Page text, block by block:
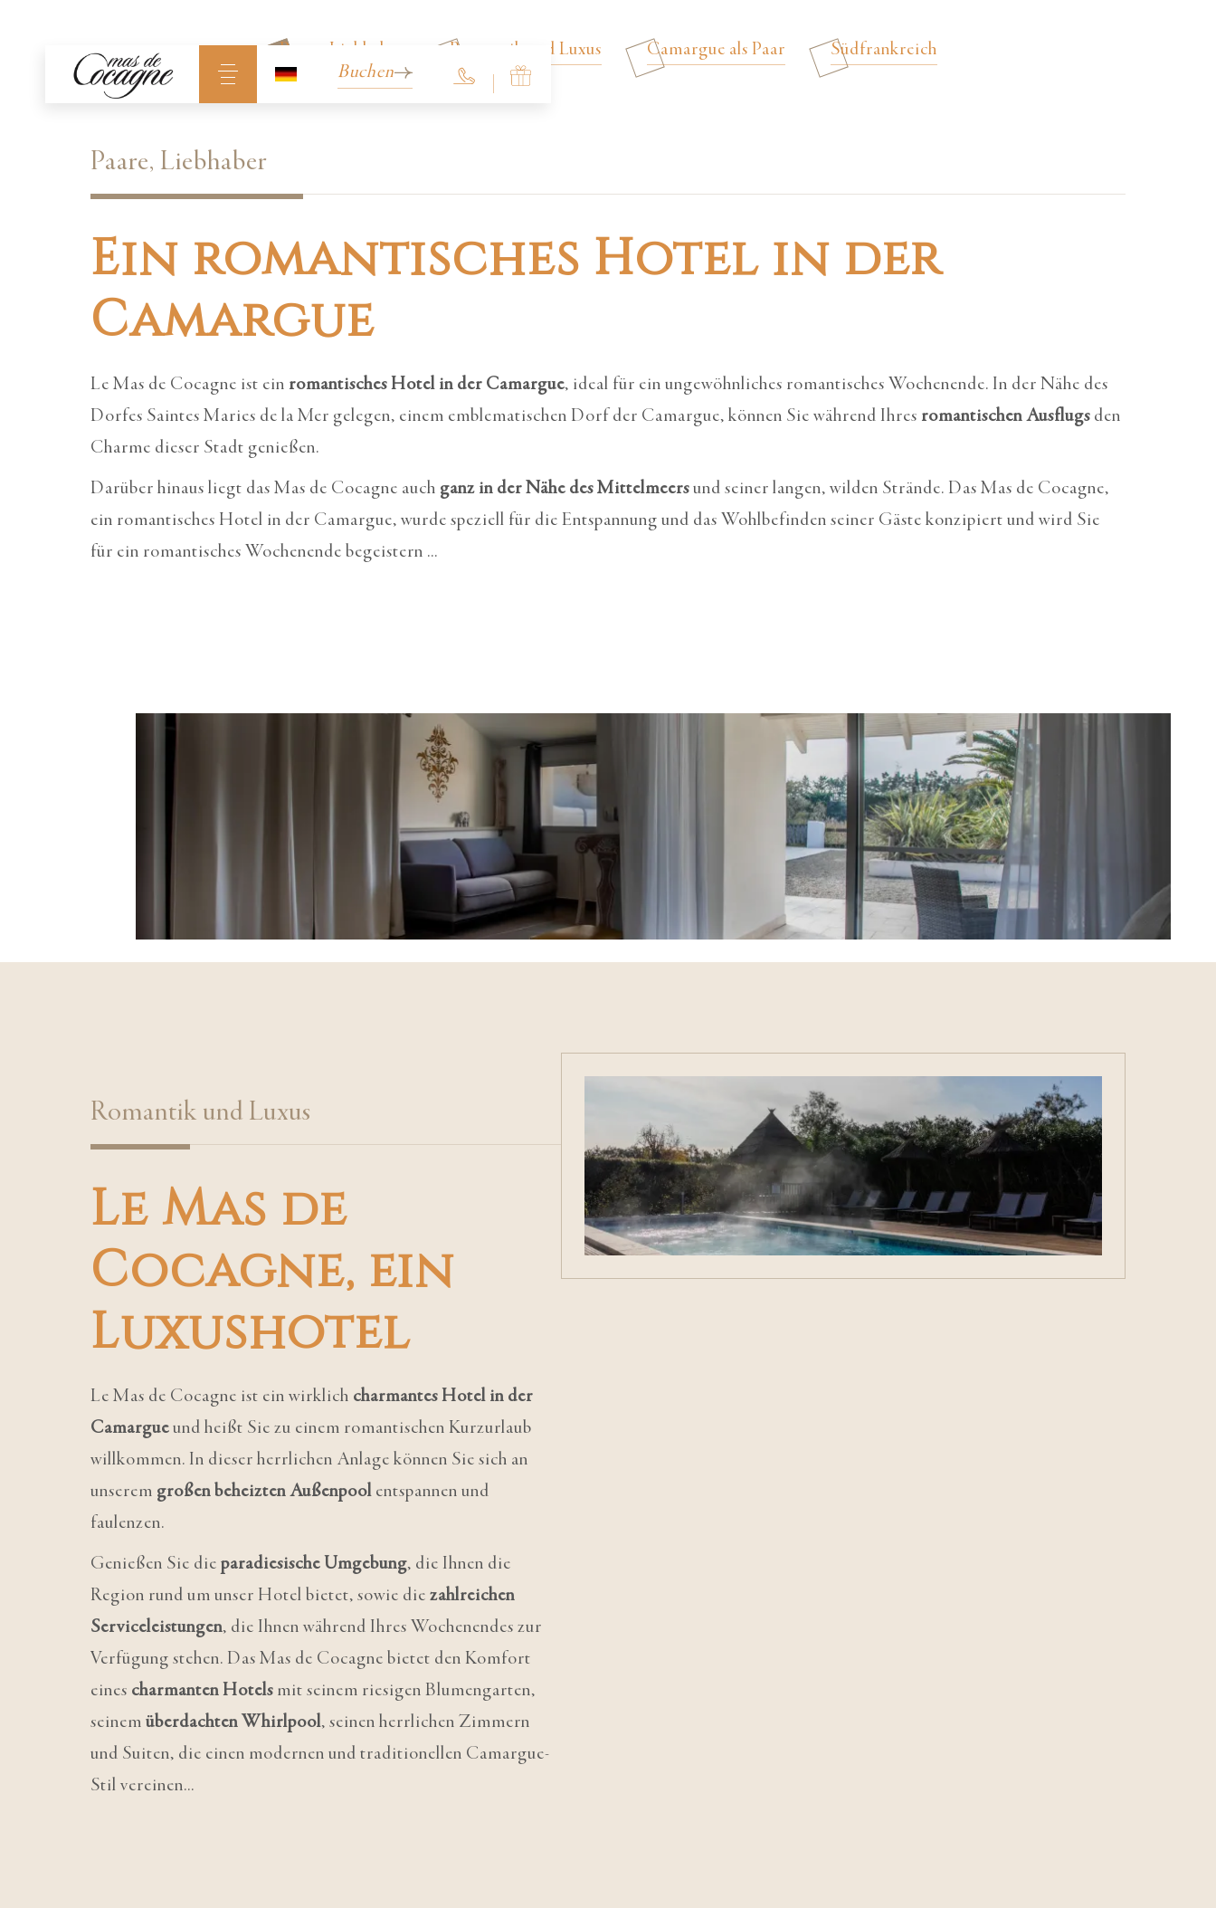
Buchen
Paare, Liebhaber Romantik und Luxus Camargue als Paar Südfrankreich
Paare, Liebhaber
Ein romantisches Hotel in der
Camargue
Le Mas de Cocagne ist ein romantisches Hotel in der Camargue, ideal für ein ungewöhnliches romantisches Wochenende. In der Nähe des
Dorfes Saintes Maries de la Mer gelegen, einem emblematischen Dorf der Camargue, können Sie während Ihres romantischen Ausflugs den
Charme dieser Stadt genießen.
Darüber hinaus liegt das Mas de Cocagne auch ganz in der Nähe des Mittelmeersund seiner langen, wilden Strände. Das Mas de Cocagne,
ein romantisches Hotel in der Camargue, wurde speziell für die Entspannung und das Wohlbefinden seiner Gäste konzipiert und wird Sie
für ein romantisches Wochenende begeistern ...
Romantik und Luxus
Le Mas de
Cocagne, ein
Luxushotel
Le Mas de Cocagne ist ein wirklich charmantes Hotel in der
Camargueund heißt Sie zu einem romantischen Kurzurlaub
willkommen. In dieser herrlichen Anlage können Sie sich an
unserem großen beheizten Außenpool entspannen und
faulenzen.
Genießen Sie die paradiesische Umgebung, die Ihnen die
Region rund um unser Hotel bietet, sowie die zahlreichen
Serviceleistungen, die Ihnen während Ihres Wochenendes zur
Verfügung stehen. Das Mas de Cocagne bietet den Komfort
eines charmanten Hotels mit seinem riesigen Blumengarten,
seinem überdachten Whirlpool, seinen herrlichen Zimmern
und Suiten, die einen modernen und traditionellen Camargue-
Stil vereinen...